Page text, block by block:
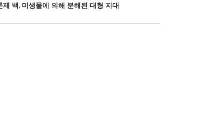
제 백, 미생물에 의해 분해된 대형 지대